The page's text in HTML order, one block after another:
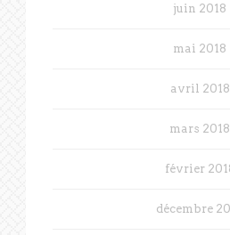
juin 2018
mai 2018
avril 2018
mars 2018
février
décembre